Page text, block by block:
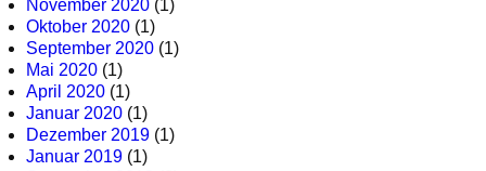
November 2020 (1)
Oktober 2020 (1)
September 2020 (1)
Mai 2020 (1)
April 2020 (1)
Januar 2020 (1)
Dezember 2019 (1)
Januar 2019 (1)